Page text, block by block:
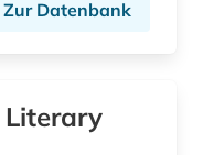
Zur Datenbank